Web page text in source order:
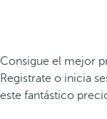
Consigue el mejor
Registrate o inicia
este fantástico